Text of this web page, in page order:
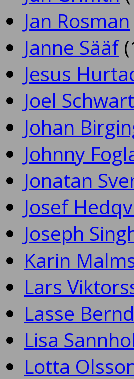
Jan Rosman
Janne Sääf
Jesus
Joel
Johan
Johnny
Jonatan
Josef
Joseph
Karin
Lars
Lasse
Lisa
Lotta